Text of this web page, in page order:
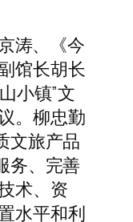
涛、《今
馆长胡长
小镇”文
。柳忠勤
文旅产品
务、完善
术、资
水平和利